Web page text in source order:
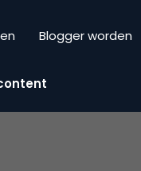
Blogger worden